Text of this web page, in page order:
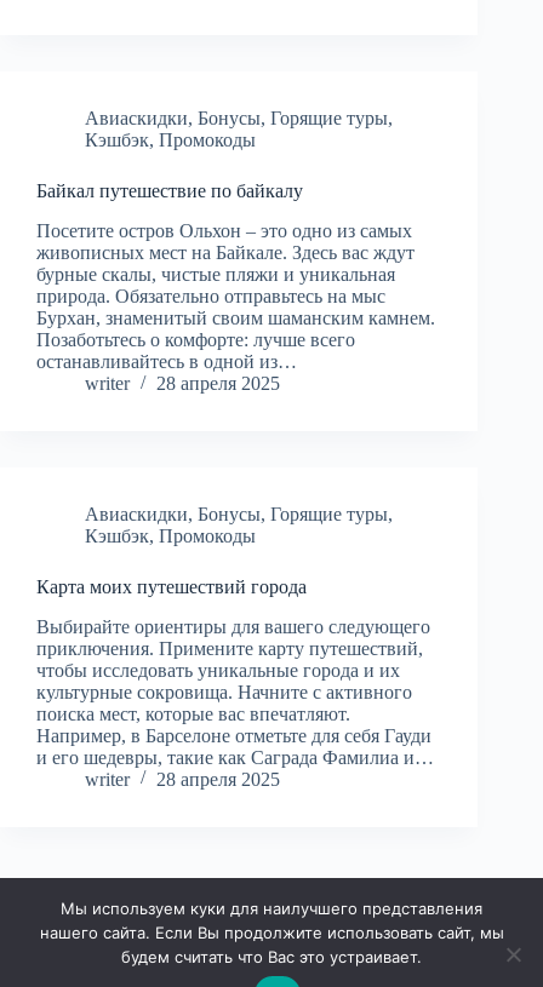
Авиаскидки, Бонусы, Горящие туры,
Кэшбэк, Промокоды
Байкал путешествие по байкалу
Посетите остров Ольхон – это одно из самых
живописных мест на Байкале. Здесь вас ждут
бурные скалы, чистые пляжи и уникальная
природа. Обязательно отправьтесь на мыс
Бурхан, знаменитый своим шаманским камнем.
Позаботьтесь о комфорте: лучше всего
останавливайтесь в одной из…
writer
28 апреля 2025
Авиаскидки, Бонусы, Горящие туры,
Кэшбэк, Промокоды
Карта моих путешествий города
Выбирайте ориентиры для вашего следующего
приключения. Примените карту путешествий,
чтобы исследовать уникальные города и их
культурные сокровища. Начните с активного
поиска мест, которые вас впечатляют.
Например, в Барселоне отметьте для себя Гауди
и его шедевры, такие как Саграда Фамилиа и…
writer
28 апреля 2025
Мы используем куки для наилучшего представления
нашего сайта. Если Вы продолжите использовать сайт, мы
будем считать что Вас это устраивает.